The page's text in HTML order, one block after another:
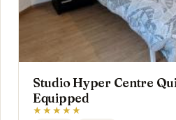
Studio Hyper Centre
Equipped
★★★★★